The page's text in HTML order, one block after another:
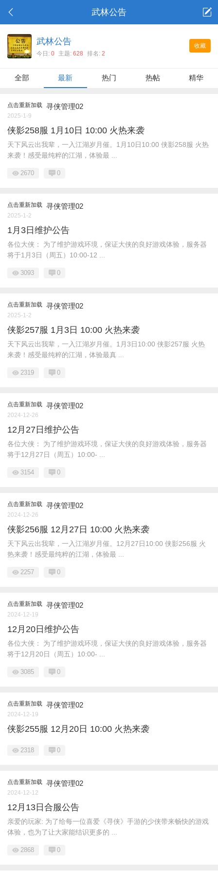
武林公告
收藏
武林公告
今日: 0 主题: 628 排名: 2
全部 最新 热门 热帖 精华
点击重新加载 寻侠管理02
2025-1-9
侠影258服 1月10日 10:00 火热来袭
天下风云出我辈，一入江湖岁月催。1月10日10:00 侠影258服 火热
来袭！感受最纯粹的江湖，体验最 ...
2670 0
点击重新加载 寻侠管理02
2025-1-2
1月3日维护公告
各位大侠： 为了维护游戏环境，保证大侠的良好游戏体验，服务器
将于1月3日（周五）10:00-12 ...
3093 0
点击重新加载 寻侠管理02
2025-1-2
侠影257服 1月3日 10:00 火热来袭
天下风云出我辈，一入江湖岁月催。1月3日10:00 侠影257服 火热
来袭！感受最纯粹的江湖，体验最真 ...
2319 0
点击重新加载 寻侠管理02
2024-12-26
12月27日维护公告
各位大侠： 为了维护游戏环境，保证大侠的良好游戏体验，服务器
将于12月27日（周五）10:00- ...
3154 0
点击重新加载 寻侠管理02
2024-12-26
侠影256服 12月27日 10:00 火热来袭
天下风云出我辈，一入江湖岁月催。12月27日10:00 侠影256服 火
热来袭！感受最纯粹的江湖，体验最 ...
2257 0
点击重新加载 寻侠管理02
2024-12-19
12月20日维护公告
各位大侠： 为了维护游戏环境，保证大侠的良好游戏体验，服务器
将于12月20日（周五）10:00- ...
3085 0
点击重新加载 寻侠管理02
2024-12-19
侠影255服 12月20日 10:00 火热来袭
2318 0
点击重新加载 寻侠管理02
2024-12-12
12月13日合服公告
亲爱的玩家: 为了给每一位喜爱《寻侠》手游的少侠带来畅快的游戏
体验，也为了让大家能结识更多的 ...
2868 0